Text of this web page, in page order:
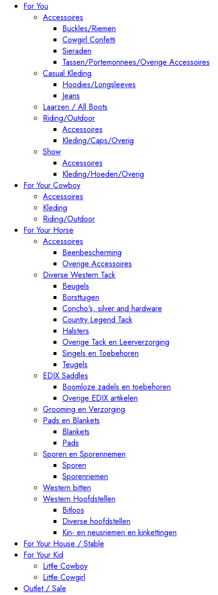
For You
Accessoires
Buckles/Riemen
Cowgirl Confetti
Sieraden
Tassen/Portemonnees/Overige Accessoires
Casual Kleding
Hoodies/Longsleeves
Jeans
Laarzen / All Boots
Riding/Outdoor
Accessoires
Kleding/Caps/Overig
Show
Accessoires
Kleding/Hoeden/Overig
For Your Cowboy
Accessoires
Kleding
Riding/Outdoor
For Your Horse
Accessoires
Beenbescherming
Overige Accessoires
Diverse Western Tack
Beugels
Borsttuigen
Concho's, silver and hardware
Country Legend Tack
Halsters
Overige Tack en Leerverzorging
Singels en Toebehoren
Teugels
EDIX Saddles
Boomloze zadels en toebehoren
Overige EDIX artikelen
Grooming en Verzorging
Pads en Blankets
Blankets
Pads
Sporen en Sporenriemen
Sporen
Sporenriemen
Western bitten
Western Hoofdstellen
Bitloos
Diverse hoofdstellen
Kin- en neusriemen en kinkettingen
For Your House / Stable
For Your Kid
Little Cowboy
Little Cowgirl
Outlet / Sale